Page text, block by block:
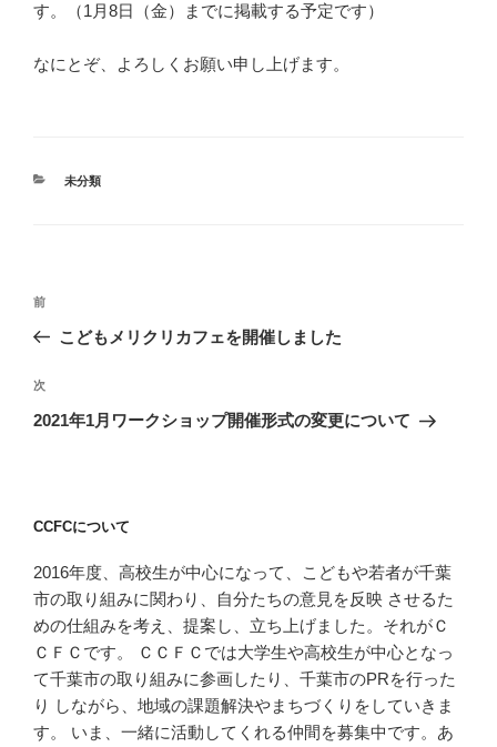
す。（1月8日（金）までに掲載する予定です）
なにとぞ、よろしくお願い申し上げます。
カ
未分類
投
ビ
ゲ
ン
前
の
稿
前
こどもメリクリカフェを開催しました
次
の
次
2021年1月ワークショップ開催形式の変更について
CCFCについて
2016年度、高校生が中心になって、こどもや若者が千葉
市の取り組みに関わり、自分たちの意見を反映 させるた
めの仕組みを考え、提案し、立ち上げました。それがＣ
ＣＦＣです。 ＣＣＦＣでは大学生や高校生が中心となっ
て千葉市の取り組みに参画したり、千葉市のPRを行った
り しながら、地域の課題解決やまちづくりをしていきま
す。 いま、一緒に活動してくれる仲間を募集中です。あ